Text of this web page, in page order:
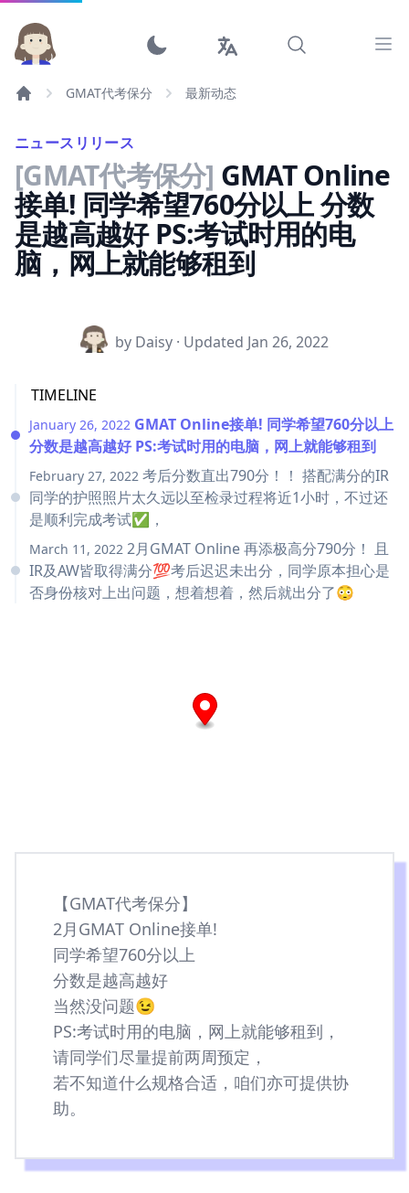
GMAT代考保分 最新动态
ニュースリリース
[GMAT代考保分] GMAT Online
接单! 同学希望760分以上 分数
是越高越好 PS:考试时用的电
脑，网上就能够租到
by Daisy · Updated Jan 26, 2022
TIMELINE
January 26, 2022 GMAT Online接单! 同学希望760分以上
分数是越高越好 PS:考试时用的电脑，网上就能够租到
February 27, 2022 考后分数直出790分！！ 搭配满分的IR
同学的护照照片太久远以至检录过程将近1小时，不过还
是顺利完成考试✅，
March 11, 2022 2月GMAT Online 再添极高分790分！ 且
IR及AW皆取得满分💯考后迟迟未出分，同学原本担心是
否身份核对上出问题，想着想着，然后就出分了😳
【GMAT代考保分】
2月GMAT Online接单!
同学希望760分以上
分数是越高越好
当然没问题😉
PS:考试时用的电脑，网上就能够租到，
请同学们尽量提前两周预定，
若不知道什么规格合适，咱们亦可提供协
助。